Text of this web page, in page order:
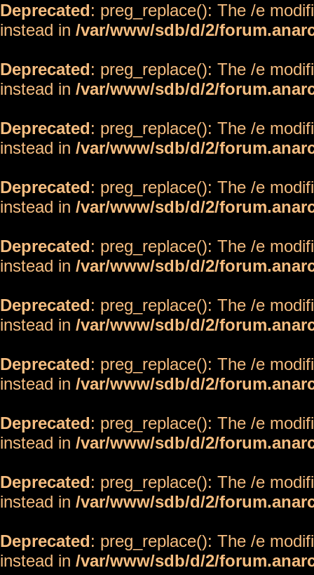
Deprecated: preg_replace(): The /e
instead in /var/www/sdb/d/2/
Deprecated: preg_replace(): The /e
instead in /var/www/sdb/d/2/
Deprecated: preg_replace(): The /e
instead in /var/www/sdb/d/2/
Deprecated: preg_replace(): The /e
instead in /var/www/sdb/d/2/
Deprecated: preg_replace(): The /e
instead in /var/www/sdb/d/2/
Deprecated: preg_replace(): The /e
instead in /var/www/sdb/d/2/
Deprecated: preg_replace(): The /e
instead in /var/www/sdb/d/2/
Deprecated: preg_replace(): The /e
instead in /var/www/sdb/d/2/
Deprecated: preg_replace(): The /e
instead in /var/www/sdb/d/2/
Deprecated: preg_replace(): The /e
instead in /var/www/sdb/d/2/